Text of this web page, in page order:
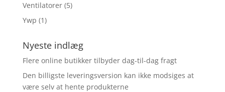
Ventilatorer (5)
Ywp (1)
Nyeste indlæg
Flere online butikker tilbyder dag-til-dag fragt
Den billigste leveringsversion kan ikke modsiges at
være selv at hente produkterne